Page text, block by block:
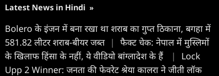
Latest News in Hindi »
Bolero के इंजन में बना रखा था शराब का गुप्त ठिकाना, बगहा में
581.82 लीटर शराब-बीयर जब्त |
फैक्ट चेक: नेपाल में मुस्लिमों
के खिलाफ हिंसा के नहीं, ये वीडियो बांग्लादेश के हैं
|
Lock
Upp 2 Winner: जनता की फेवरेट श्रेया कालरा ने जीती लॉक